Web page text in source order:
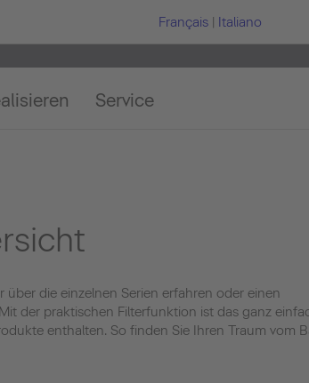
Français | Italiano
Service
die einzelnen Serien erfahren oder einen
der praktischen Filterfunktion ist das ganz
enthalten. So finden Sie Ihren Traum vom